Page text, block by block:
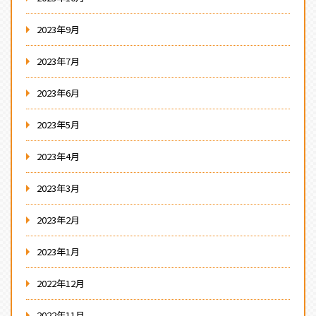
2023年9月
2023年7月
2023年6月
2023年5月
2023年4月
2023年3月
2023年2月
2023年1月
2022年12月